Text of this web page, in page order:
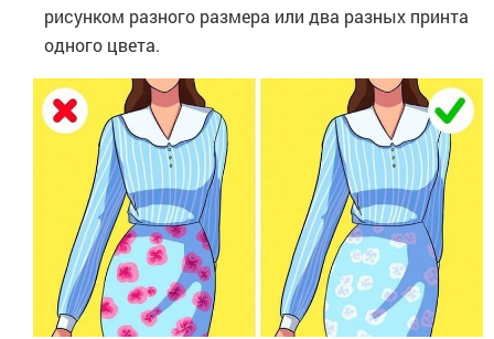
рисунком разного размера или два разных принта
одного цвета.